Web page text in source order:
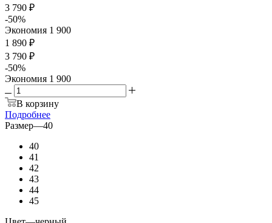
3 790 ₽
-50%
Экономия 1 900
1 890 ₽
3 790 ₽
-50%
Экономия 1 900
В корзину
Подробнее
Размер—40
40
41
42
43
44
45